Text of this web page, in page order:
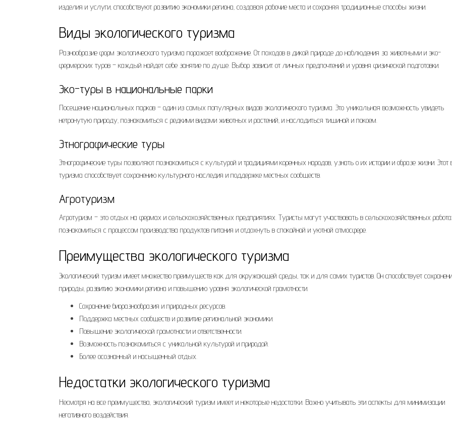
изделия и услуги‚ способствуют развитию экономики региона‚ создавая рабочие места и сохраняя традиционные способы жизни.
Виды экологического туризма
Разнообразие форм экологического туризма поражает воображение. От походов в дикой природе до наблюдения за животными и эко-
фермерских туров – каждый найдет себе занятие по душе. Выбор зависит от личных предпочтений и уровня физической подготовки.
Эко-туры в национальные парки
Посещение национальных парков – один из самых популярных видов экологического туризма. Это уникальная возможность увидеть
нетронутую природу‚ познакомиться с редкими видами животных и растений‚ и насладиться тишиной и покоем.
Этнографические туры
Этнографические туры позволяют познакомиться с культурой и традициями коренных народов‚ узнать о их истории и образе жизни. Этот
туризма способствует сохранению культурного наследия и поддержке местных сообществ.
Агротуризм
Агротуризм – это отдых на фермах и сельскохозяйственных предприятиях. Туристы могут участвовать в сельскохозяйственных
познакомиться с процессом производства продуктов питания и отдохнуть в спокойной и уютной атмосфере.
Преимущества экологического туризма
Экологический туризм имеет множество преимуществ как для окружающей среды‚ так и для самих туристов. Он способствует
природы‚ развитию экономики региона и повышению уровня экологической грамотности.
Сохранение биоразнообразия и природных ресурсов.
Поддержка местных сообществ и развитие региональной экономики.
Повышение экологической грамотности и ответственности.
Возможность познакомиться с уникальной культурой и природой.
Более осознанный и насыщенный отдых.
Недостатки экологического туризма
Несмотря на все преимущества‚ экологический туризм имеет и некоторые недостатки. Важно учитывать эти аспекты для минимизации
негативного воздействия.